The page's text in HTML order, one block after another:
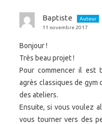
Baptiste
Auteur
11 novembre 2017
Bonjour !
Très beau projet !
Pour commencer il est
agrès classiques de gym
des ateliers.
Ensuite, si vous voulez
vous tourner vers des